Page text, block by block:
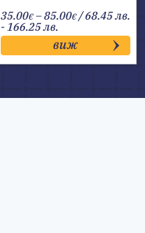
35.00€ –85.00€Price
range:
35.00€
through
85.00€
/ 68.45 лв.
- 166.25 лв.
виж